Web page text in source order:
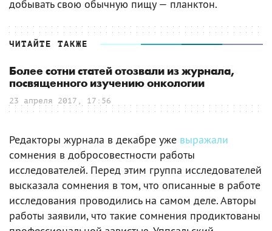
добывать свою обычную пищу — планктон.
ЧИТАЙТЕ ТАКЖЕ
Более сотни статей отозвали из журнала,
посвященного изучению онкологии
23 апреля 2017, 17:56
Редакторы журнала в декабре уже выражали
сомнения в добросовестности работы
исследователей. Перед этим группа исследователей
высказала сомнения в том, что описанные в работе
исследования проводились на самом деле. Авторы
работы заявили, что такие сомнения продиктованы